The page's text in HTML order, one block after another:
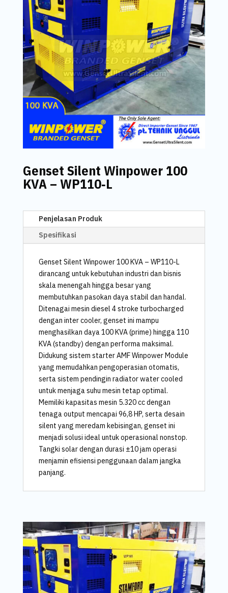
Genset Silent Winpower 100
KVA – WP110‑L
Penjelasan Produk
Spesifikasi
Genset Silent Winpower 100 KVA – WP110-L
dirancang untuk kebutuhan industri dan bisnis
skala menengah hingga besar yang
membutuhkan pasokan daya stabil dan handal.
Ditenagai mesin diesel 4 stroke turbocharged
dengan inter cooler, genset ini mampu
menghasilkan daya 100 KVA (prime) hingga 110
KVA (standby) dengan performa maksimal.
Didukung sistem starter AMF Winpower Module
yang memudahkan pengoperasian otomatis,
serta sistem pendingin radiator water cooled
untuk menjaga suhu mesin tetap optimal.
Memiliki kapasitas mesin 5.320 cc dengan
tenaga output mencapai 96,8 HP, serta desain
silent yang meredam kebisingan, genset ini
menjadi solusi ideal untuk operasional nonstop.
Tangki solar dengan durasi ±10 jam operasi
menjamin efisiensi penggunaan dalam jangka
panjang.